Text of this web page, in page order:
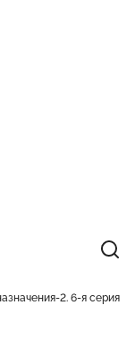
2. 6-я серия